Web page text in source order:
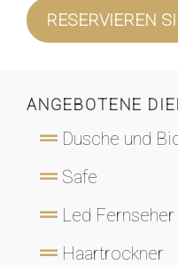
RESERVIEREN
ANGEBOTENE
Dusche und
Safe
Led
Haartrockner